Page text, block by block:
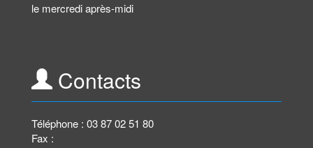
le mercredi après-midi
Contacts
Téléphone : 03 87 02 51 80
Fax :